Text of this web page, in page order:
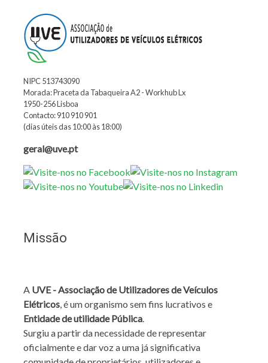
NIPC 513743090
Morada: Praceta da Tabaqueira A2 - Workhub Lx
1950-256 Lisboa
Contacto: 910 910 901
(dias úteis das 10:00 às 18:00)
geral@uve.pt
Missão
A UVE - Associação de Utilizadores de Veículos
Elétricos, é um organismo sem fins lucrativos e
Entidade de utilidade Pública.
Surgiu a partir da necessidade de representar
oficialmente e dar voz a uma já significativa